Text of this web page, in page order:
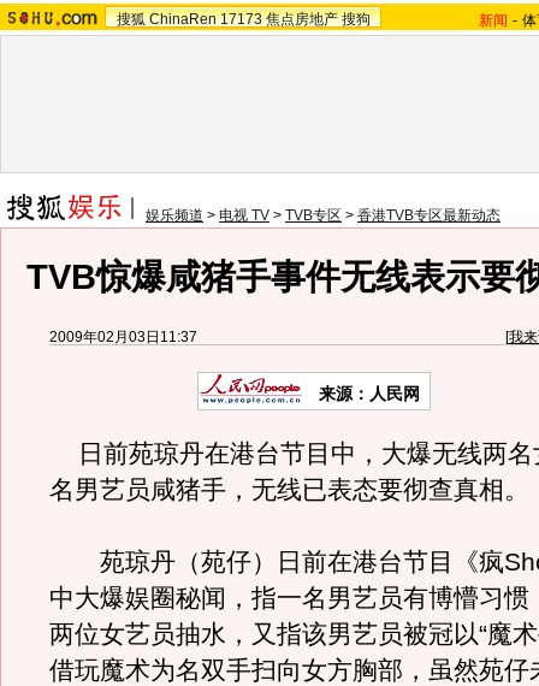
搜狐 ChinaRen 17173 焦点房地产 搜狗 新闻 -
娱乐频道 > 电视 TV > TVB专区 > 香港TVB专区最新动态
TVB惊爆咸猪手事件无线表示要
2009年02月03日11:37 [我
来源：人民网
日前苑琼丹在港台节目中，大爆无线两名
名男艺员咸猪手，无线已表态要彻查真相。
苑琼丹（苑仔）日前在港台节目《疯
中大爆娱圈秘闻，指一名男艺员有博懵习惯
两位女艺员抽水，又指该男艺员被冠以“魔
借玩魔术为名双手扫向女方胸部，虽然苑仔